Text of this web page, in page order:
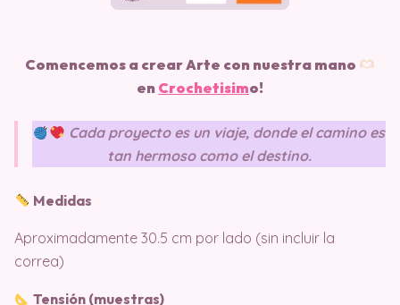
Comencemos a crear Arte con nuestra mano
en Crochetisimo!
Cada proyecto es un viaje, donde el camino es
tan hermoso como el destino.
Medidas
Aproximadamente 30.5 cm por lado (sin incluir la
correa)
Tensión (muestras)